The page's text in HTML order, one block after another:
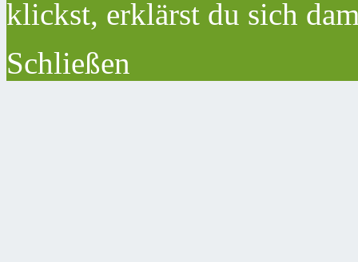
klickst, erklärst du sich
Schließen